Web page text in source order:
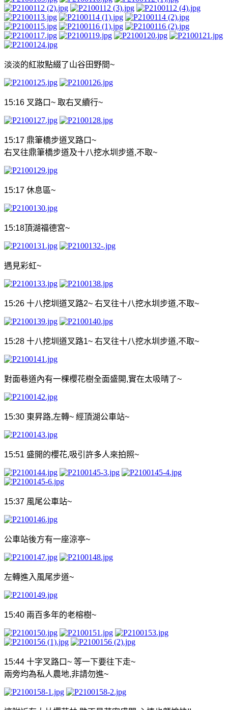
淡淡的紅妝點綴了山谷田野間~
15:16 叉路口~ 取右叉續行~
15:17 鼎筆橋步道叉路口~
右叉往鼎筆橋步道及十八挖水圳步道,不取~
15:17 休息區~
15:18頂湖福德宮~
遇見彩虹~
15:26 十八挖圳道叉路2~ 右叉往十八挖水圳步道,不取~
15:28 十八挖圳道叉路1~ 右叉往十八挖水圳步道,不取~
對面巷道內有一棵櫻花樹全面盛開,實在太吸晴了~
15:30 東昇路,左轉~ 經頂湖公車站~
15:51 盛開的櫻花,吸引許多人來拍照~
15:37 風尾公車站~
公車站後方有一座涼亭~
左轉進入風尾步道~
15:40 兩百多年的老榕樹~
15:44 十字叉路口~ 等一下要往下走~
兩旁均為私人農地,非請勿進~